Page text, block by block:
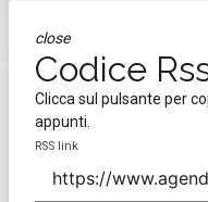
close
Codice
Clicca sul pulsante per
appunti.
RSS link